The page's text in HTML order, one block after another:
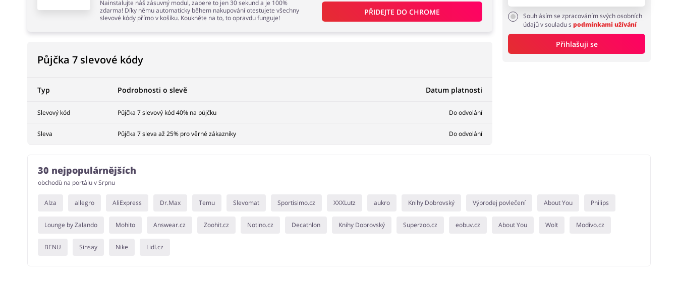
Nainstalujte náš zásuvný modul, zabere to jen 30 sekund a je 100%
zdarma! Díky němu automaticky během nakupování otestujete všechny
slevové kódy přímo v košíku. Koukněte na to, to opravdu funguje!
PŘIDEJTE DO CHROME
Půjčka 7 slevové kódy
Typ Podrobnosti o slevě Datum platnosti
Slevový kód Půjčka 7 slevový kód 40% na půjčku Do odvolání
Sleva Půjčka 7 sleva až 25% pro věrné zákazníky Do odvolání
Souhlásím se zpracováním svých osobních
údajů v souladu spodmínkami užívání
Přihlašuji se
30 nejpopulárnějších
obchodů na portálu v Srpnu
Alza allegro AliExpress Dr.Max Temu Slevomat Sportisimo.cz XXXLutz aukro Knihy Dobrovský Výprodej povlečení About You Philips
Lounge by Zalando Mohito Answear.cz Zoohit.cz Notino.cz Decathlon Knihy Dobrovský Superzoo.cz eobuv.cz About You Wolt Modivo.cz
BENU Sinsay Nike Lidl.cz